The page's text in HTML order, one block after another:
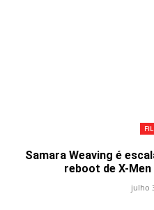
Samara Weaving é
reboot de X-
julho